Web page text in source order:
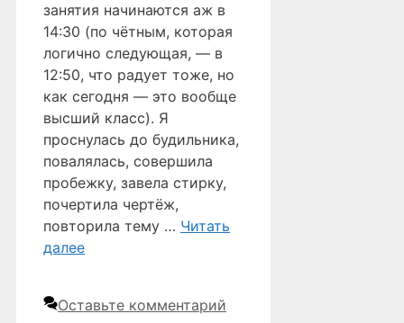
занятия начинаются аж в
14:30 (по чётным, которая
логично следующая, — в
12:50, что радует тоже, но
как сегодня — это вообще
высший класс). Я
проснулась до будильника,
повалялась, совершила
пробежку, завела стирку,
почертила чертёж,
повторила тему … Читать
далее
Оставьте комментарий